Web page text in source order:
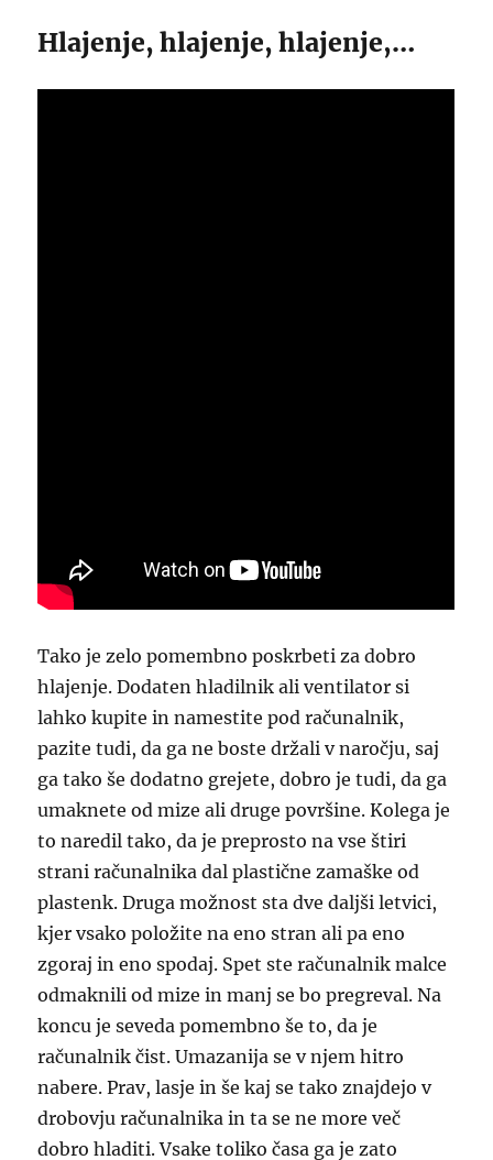
Hlajenje, hlajenje, hlajenje,…
Tako je zelo pomembno poskrbeti za dobro
hlajenje. Dodaten hladilnik ali ventilator si
lahko kupite in namestite pod računalnik,
pazite tudi, da ga ne boste držali v naročju, saj
ga tako še dodatno grejete, dobro je tudi, da ga
umaknete od mize ali druge površine. Kolega je
to naredil tako, da je preprosto na vse štiri
strani računalnika dal plastične zamaške od
plastenk. Druga možnost sta dve daljši letvici,
kjer vsako položite na eno stran ali pa eno
zgoraj in eno spodaj. Spet ste računalnik malce
odmaknili od mize in manj se bo pregreval. Na
koncu je seveda pomembno še to, da je
računalnik čist. Umazanija se v njem hitro
nabere. Prav, lasje in še kaj se tako znajdejo v
drobovju računalnika in ta se ne more več
dobro hladiti. Vsake toliko časa ga je zato